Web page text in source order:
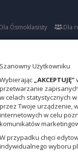
Szanowny Użytkowniku
Wybierając „AKCEPTUJĘ”
przetwarzanie
w celach statystycznych
przez Twoje urządzenie,
internetowych w celu
komunikatów
W przypadku chęci
indywidualnego wyboru
Dla Ósmoklasisty Dla
Osiągnięcia